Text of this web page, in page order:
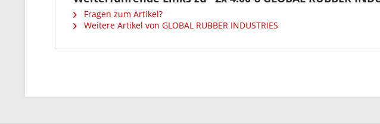
Fragen zum Artikel?
Weitere Artikel von GLOBAL RUBBER INDUSTRIES